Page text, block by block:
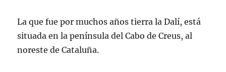
La que fue por muchos años tierra la Dalí, está
situada en la península del Cabo de Creus, al
noreste de Cataluña.